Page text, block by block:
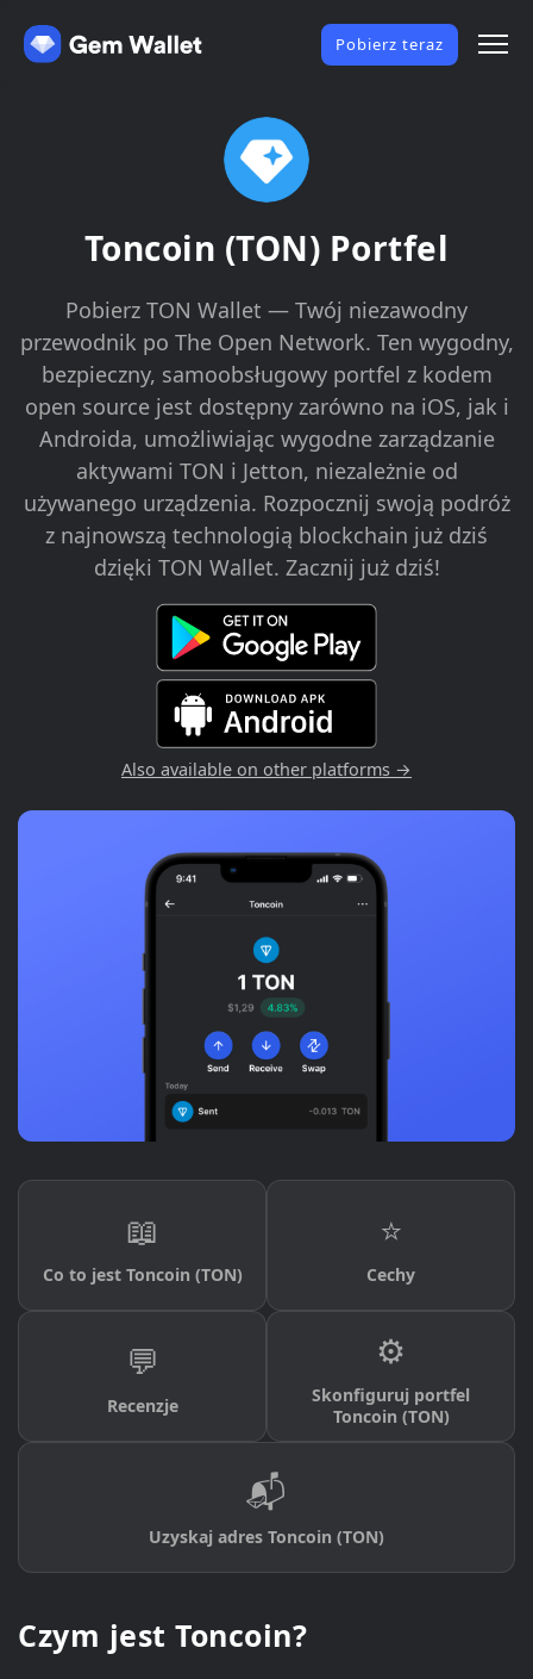
Pobierz teraz
Toncoin (TON) Portfel
Pobierz TON Wallet — Twój niezawodny
przewodnik po The Open Network. Ten wygodny,
bezpieczny, samoobsługowy portfel z kodem
open source jest dostępny zarówno na iOS, jak i
Androida, umożliwiając wygodne zarządzanie
aktywami TON i Jetton, niezależnie od
używanego urządzenia. Rozpocznij swoją podróż
z najnowszą technologią blockchain już dziś
dzięki TON Wallet. Zacznij już dziś!
Also available on other platforms →
📖
Co to jest Toncoin (TON)
⭐
Cechy
💬
Recenzje
⚙️
Skonfiguruj portfel
Toncoin (TON)
📬
Uzyskaj adres Toncoin (TON)
Czym jest Toncoin?